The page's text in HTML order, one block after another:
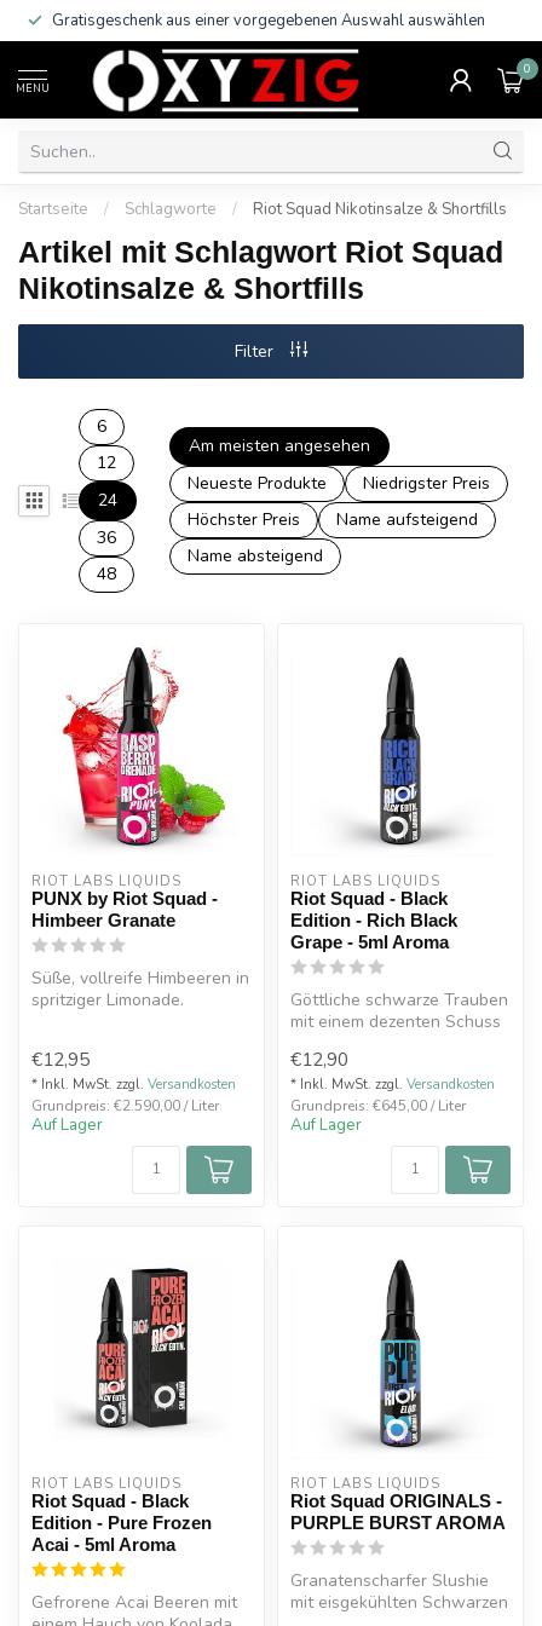
Gratisgeschenk aus einer vorgegebenen Auswahl auswählen
MENU
0
Startseite / Schlagworte / Riot Squad Nikotinsalze & Shortfills
Artikel mit Schlagwort Riot Squad
Nikotinsalze & Shortfills
Filter
6
12
24
36
48
Am meisten angesehen
Neueste Produkte
Niedrigster Preis
Höchster Preis
Name aufsteigend
Name absteigend
RIOT LABS LIQUIDS
PUNX by Riot Squad -
Himbeer Granate
Süße, vollreife Himbeeren in
spritziger Limonade.
€12,95
* Inkl. MwSt. zzgl. Versandkosten
Grundpreis: €2.590,00 / Liter
Auf Lager
RIOT LABS LIQUIDS
Riot Squad - Black
Edition - Rich Black
Grape - 5ml Aroma
Göttliche schwarze Trauben
mit einem dezenten Schuss
E...
€12,90
* Inkl. MwSt. zzgl. Versandkosten
Grundpreis: €645,00 / Liter
Auf Lager
RIOT LABS LIQUIDS
Riot Squad - Black
Edition - Pure Frozen
Acai - 5ml Aroma
Gefrorene Acai Beeren mit
RIOT LABS LIQUIDS
Riot Squad ORIGINALS -
PURPLE BURST AROMA
Granatenscharfer Slushie
mit eisgekühlten Schwarzen